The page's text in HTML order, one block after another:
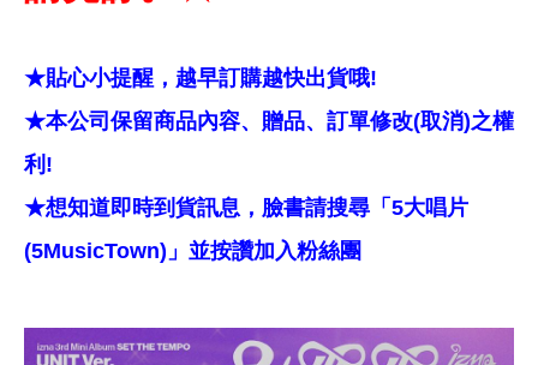
★貼心小提醒，越早訂購越快出貨哦!
★本公司保留商品內容、贈品、訂單修改(取消)之權
利!
★想知道即時到貨訊息，臉書請搜尋「5大唱片
(5MusicTown)」並按讚加入粉絲團